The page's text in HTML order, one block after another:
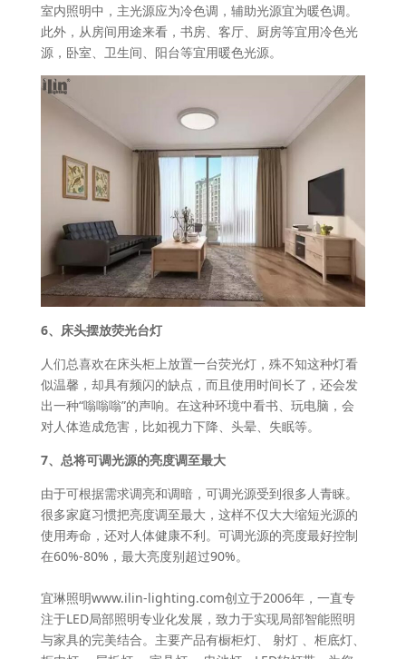
室内照明中，主光源应为冷色调，辅助光源宜为暖色调。
此外，从房间用途来看，书房、客厅、厨房等宜用冷色光
源，卧室、卫生间、阳台等宜用暖色光源。
6、床头摆放荧光台灯
人们总喜欢在床头柜上放置一台荧光灯，殊不知这种灯看
似温馨，却具有频闪的缺点，而且使用时间长了，还会发
出一种“嗡嗡嗡”的声响。在这种环境中看书、玩电脑，会
对人体造成危害，比如视力下降、头晕、失眠等。
7、总将可调光源的亮度调至最大
由于可根据需求调亮和调暗，可调光源受到很多人青睐。
很多家庭习惯把亮度调至最大，这样不仅大大缩短光源的
使用寿命，还对人体健康不利。可调光源的亮度最好控制
在60%-80%，最大亮度别超过90%。
宜琳照明www.ilin-lighting.com创立于2006年，一直专
注于LED局部照明专业化发展，致力于实现局部智能照明
与家具的完美结合。主要产品有橱柜灯、 射灯 、柜底灯、